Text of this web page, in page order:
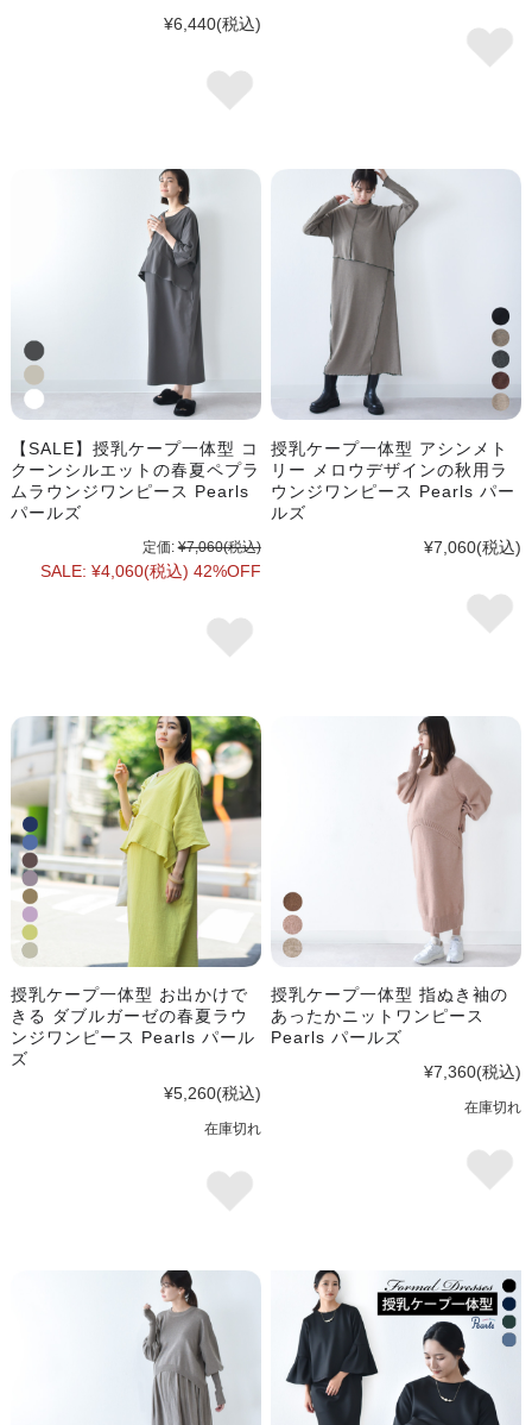
¥6,440(税込)
【SALE】授乳ケープ一体型 コ
クーンシルエットの春夏ペプラ
ムラウンジワンピース Pearls
パールズ
定価: ¥7,060(税込)
SALE: ¥4,060(税込) 42%OFF
授乳ケープ一体型 アシンメト
リー メロウデザインの秋用ラ
ウンジワンピース Pearls パー
ルズ
¥7,060(税込)
授乳ケープ一体型 お出かけで
きる ダブルガーゼの春夏ラウ
ンジワンピース Pearls パール
ズ
¥5,260(税込)
在庫切れ
授乳ケープ一体型 指ぬき袖の
あったかニットワンピース
Pearls パールズ
¥7,360(税込)
在庫切れ